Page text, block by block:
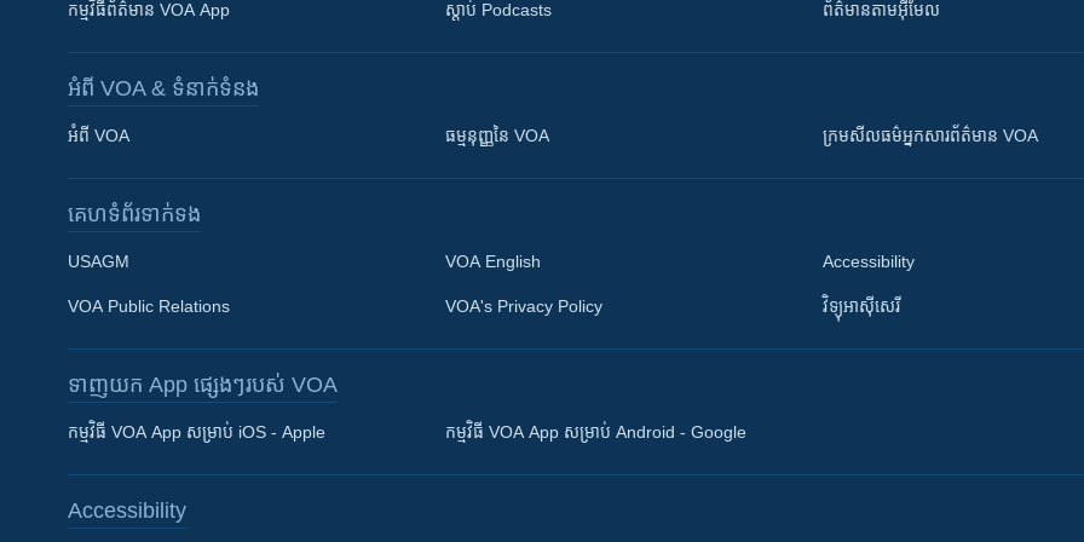
Khmer English
កម្មវិធី​ព័ត៌មាន VOA App ស្តាប់ Podcasts ព័ត៌មាន​តាម​អ៊ីមែល
អំពី​ VOA & ទំនាក់ទំនង
អំពី​ VOA ធម្មនុញ្ញ​នៃ VOA ក្រម​​​សីលធម៌​​​អ្នក​​​សារព័ត៌មាន VOA
គេហទំព័រ​​ទាក់ទង
USAGM
VOA Public Relations
VOA English
VOA's Privacy Policy
Accessibility
វិទ្យុ​អាស៊ី​សេរី
ទាញយក​ App ផ្សេងៗ​របស់​ VOA
កម្មវិធី​ VOA App សម្រាប់ iOS - Apple កម្មវិធី​ VOA App សម្រាប់ Android - Google
Accessibility